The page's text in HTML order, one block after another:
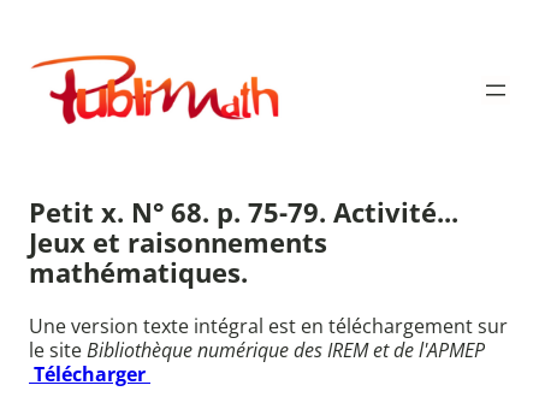
contenu
Publimath
Petit x. N° 68. p. 75-79. Activité...
Jeux et raisonnements
mathématiques.
Une version texte intégral est en téléchargement sur
le siteBibliothèque numérique des IREM et de l'APMEP
Télécharger